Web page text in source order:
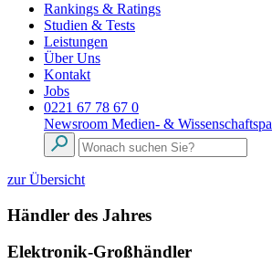
Rankings & Ratings
Studien & Tests
Leistungen
Über Uns
Kontakt
Jobs
0221 67 78 67 0
Newsroom Medien- &
zur Übersicht
Händler des Jahres
Elektronik-Großhändler